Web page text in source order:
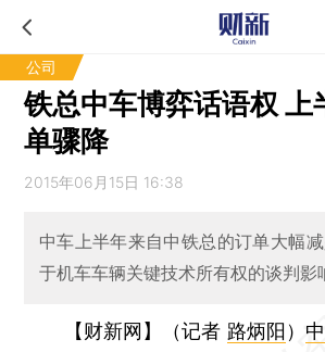
公司
铁总中车博弈话语权 上
单骤降
2015年06月15日 16:38
中车上半年来自中铁总的订单大幅
于机车车辆关键技术所有权的谈判影
【财新网】（记者 路炳阳 ）